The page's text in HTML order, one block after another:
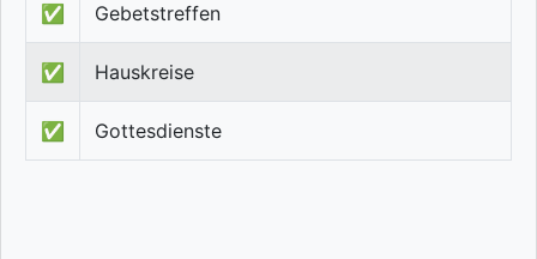
✅ Gebetstreffen
✅ Hauskreise
✅ Gottesdienste